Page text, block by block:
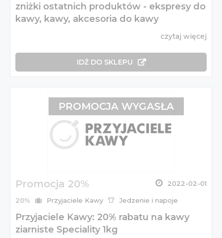
zniżki ostatnich produktów - ekspresy do
kawy, kawy, akcesoria do kawy
czytaj więcej
IDŹ DO SKLEPU
Promocja 20% 2022-02-01
20% Przyjaciele Kawy Jedzenie i napoje
Przyjaciele Kawy: 20% rabatu na kawy
ziarniste Speciality 1kg
PROMOCJA WYGASŁA